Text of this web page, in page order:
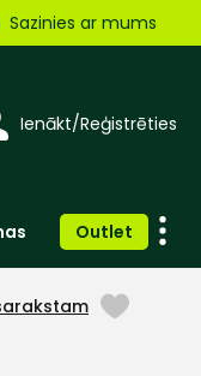
Sazinies ar mums
Ienākt/Reģistrēties
Outlet